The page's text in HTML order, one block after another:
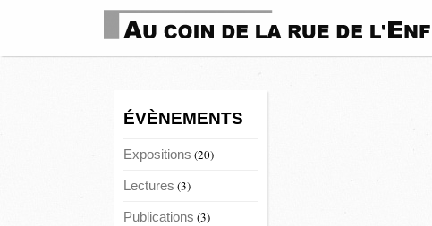
ÉVÈNEMENTS
Expositions (20)
Lectures (3)
Publications (3)